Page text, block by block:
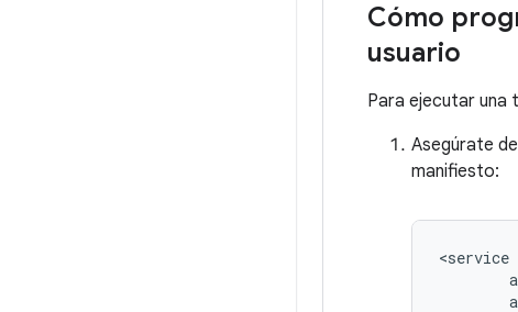
Cómo
usuario
Para ejecutar una
Asegúrate
manifiesto:
<service